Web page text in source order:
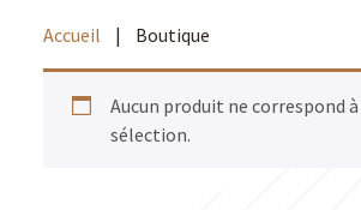
Accueil | Boutique
Aucun produit ne correspond
sélection.